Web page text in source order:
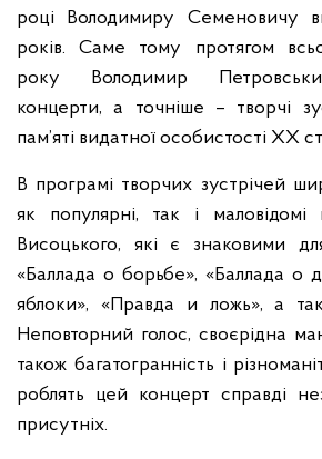
році Володимиру Семеновичу
років. Саме тому протягом
року Володимир
концерти, а точніше – творчі
пам’яті видатної особистості ХХ
В програмі творчих зустрічей
як популярні, так і маловідомі
Висоцького, які є знаковими
«Баллада о борьбе», «Баллада о
яблоки», «Правда и ложь», а
Неповторний голос, своєрідна
також багатогранність і
роблять цей концерт справді
присутніх.